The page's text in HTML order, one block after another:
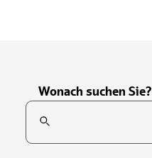
Wonach suchen Sie?
Suchfeld